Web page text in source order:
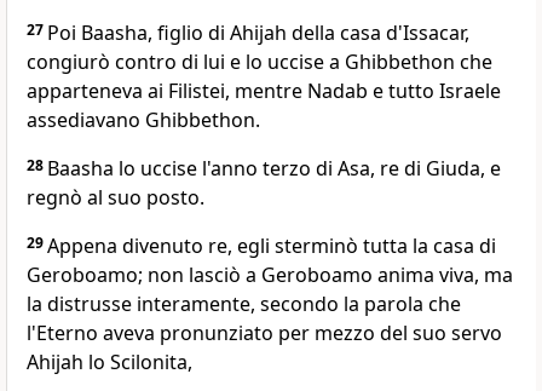
27 Poi Baasha, figlio di Ahijah della casa d'Issacar,
congiurò contro di lui e lo uccise a Ghibbethon che
apparteneva ai Filistei, mentre Nadab e tutto Israele
assediavano Ghibbethon.
28 Baasha lo uccise l'anno terzo di Asa, re di Giuda, e
regnò al suo posto.
29Appena divenuto re, egli sterminò tutta la casa di
Geroboamo; non lasciò a Geroboamo anima viva, ma
la distrusse interamente, secondo la parola che
l'Eterno aveva pronunziato per mezzo del suo servo
Ahijah lo Scilonita,